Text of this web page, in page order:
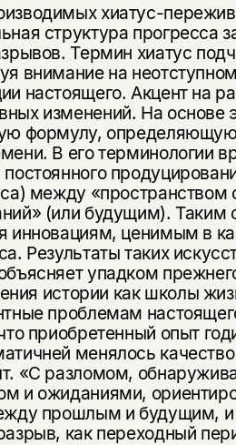
хиатус-
структура прогресса
Термин хиатус
внимание на
на­стоящего. Акцент на
изменений. На основе
формулу,
В его терминологии
между
(или будущим). Таким
инновациям, ценимым в
Результаты таких
упадком
истории как школы
проблемам
приобретенный опыт
менялось
«С разломом,
и ожиданиями,
прошлым и будущим, и
как переходный